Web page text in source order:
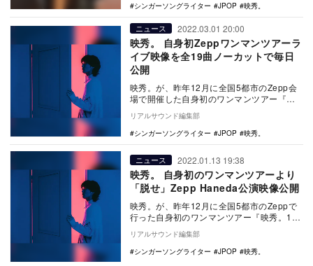
シンガーソングライター
JPOP 映秀。
ニュース 2022.03.01 20:00
映秀。 自身初Zeppワンマンツアーラ
イブ映像を全19曲ノーカットで毎日
公開
映秀。が、昨年12月に全国5都市のZepp会
場で開催した自身初のワンマンツアー『映
秀。1st Tour “This is EIS…
リアルサウンド編集部
シンガーソングライター
JPOP 映秀。
ニュース 2022.01.13 19:38
映秀。 自身初のワンマンツアーより
「脱せ」Zepp Haneda公演映像公開
映秀。が、昨年12月に全国5都市のZeppで
行った自身初のワンマンツアー『映秀。1st
Tour “This is EISYU”…
リアルサウンド編集部
シンガーソングライター
JPOP 映秀。